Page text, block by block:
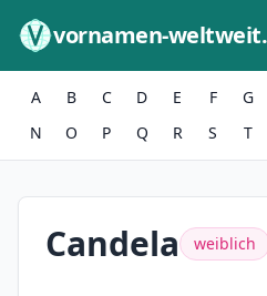
vornamen-
A B C D E F G
N
O P Q R S T
Candela weiblich